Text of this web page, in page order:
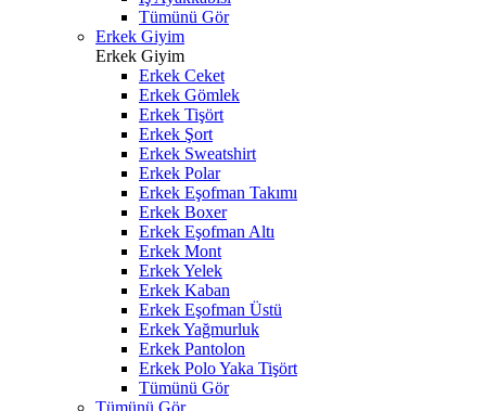
Tümünü Gör
Erkek Giyim
Erkek Giyim
Erkek Ceket
Erkek Gömlek
Erkek Tişört
Erkek Şort
Erkek Sweatshirt
Erkek Polar
Erkek Eşofman Takımı
Erkek Boxer
Erkek Eşofman Altı
Erkek Mont
Erkek Yelek
Erkek Kaban
Erkek Eşofman Üstü
Erkek Yağmurluk
Erkek Pantolon
Erkek Polo Yaka Tişört
Tümünü Gör
Tümünü Gör